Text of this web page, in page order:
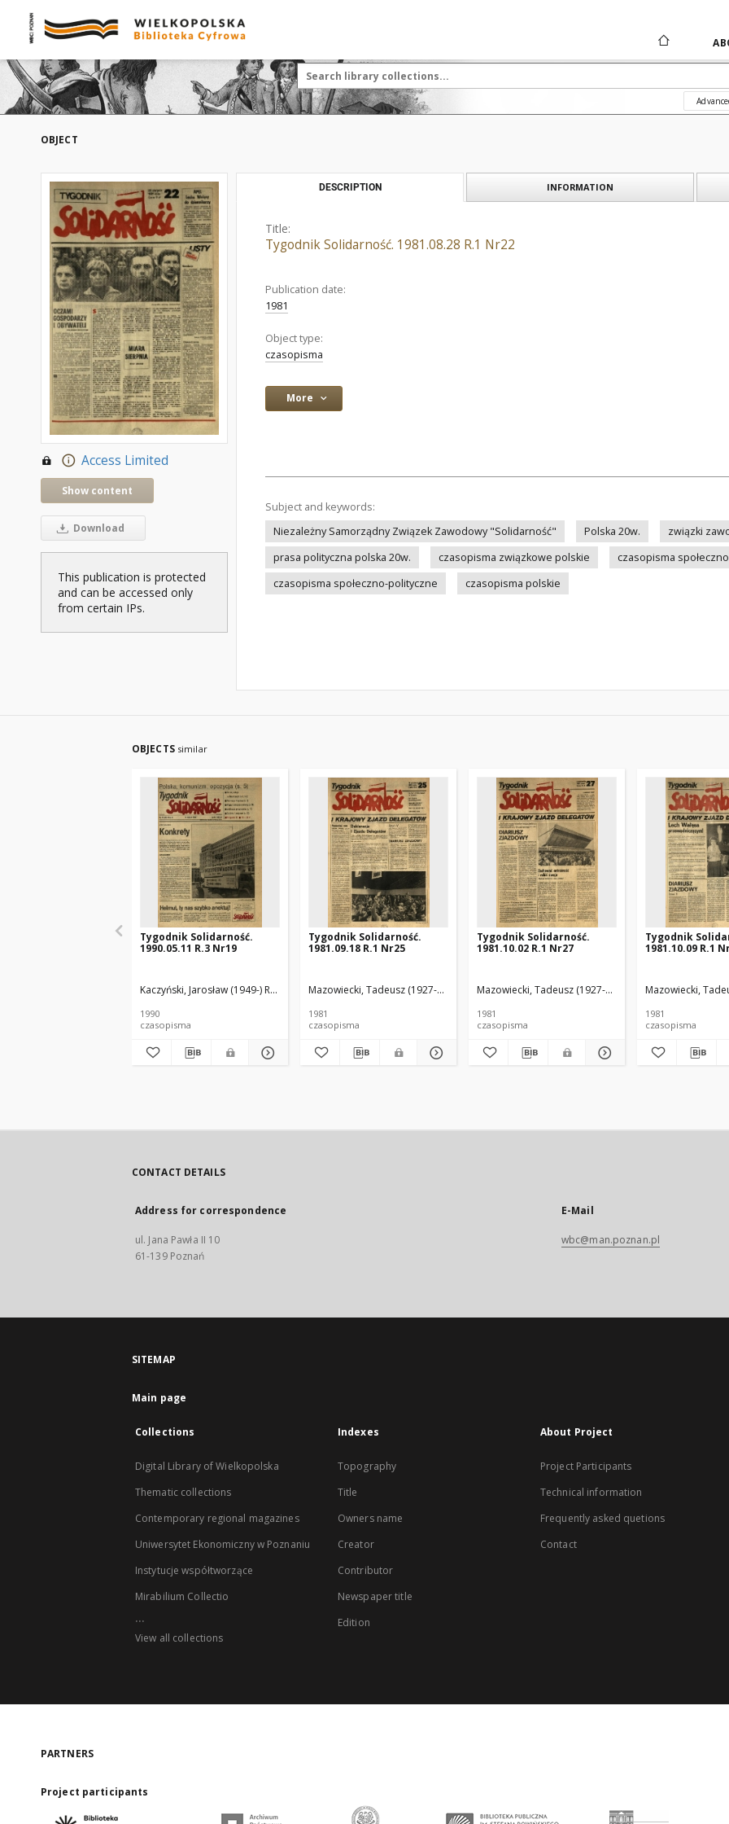
OBJECT
Access Limited
Show content
Download
This publication is protected
and can be accessed only
from certain IPs.
DESCRIPTION INFORMATION
Title:
Tygodnik Solidarność. 1981.08.28 R.1 Nr22
Publication date:
1981
Object type:
czasopisma
More
Subject and keywords:
Niezależny Samorządny Związek Zawodowy "Solidarność"
Polska 20w. związki
prasa polityczna polska 20w.
czasopisma związkowe polskie
czasopisma
czasopisma społeczno-polityczne
czasopisma polskie
OBJECTS similar
Tygodnik Solidarność.
1990.05.11 R.3 Nr19
Kaczyński, Jarosław (1949-) Red.
1990
czasopisma
Tygodnik Solidarność.
1981.09.18 R.1 Nr25
Mazowiecki, Tadeusz (1927-2013) Red.
1981
czasopisma
Tygodnik Solidarność.
1981.10.02 R.1 Nr27
Mazowiecki, Tadeusz (1927-2013) Red.
1981
czasopisma
Tygodnik
1981.10.09 R.1
Mazowiecki,
1981
czasopisma
CONTACT DETAILS
Address for correspondence
ul. Jana Pawła II 10
61-139 Poznań
E-Mail
wbc@man.poznan.pl
SITEMAP
Main page
Collections
Digital Library of Wielkopolska
Thematic collections
Contemporary regional magazines
Uniwersytet Ekonomiczny w Poznaniu
Instytucje współtworzące
Mirabilium Collectio
...
View all collections
Indexes
Topography
Title
Owners name
Creator
Contributor
Newspaper title
Edition
About Project
Project Participants
Technical information
Frequently asked quetions
Contact
PARTNERS
Project participants